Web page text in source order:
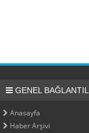
GENEL
Anasayfa
Haber Arşivi